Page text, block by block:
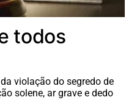
todos
violação do segredo de
solene, ar grave e dedo